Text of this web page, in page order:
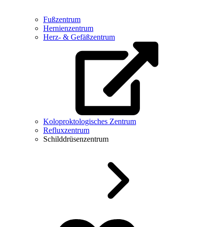
Fußzentrum
Hernienzentrum
Herz- & Gefäßzentrum
Koloproktologisches Zentrum
Refluxzentrum
Schilddrüsenzentrum